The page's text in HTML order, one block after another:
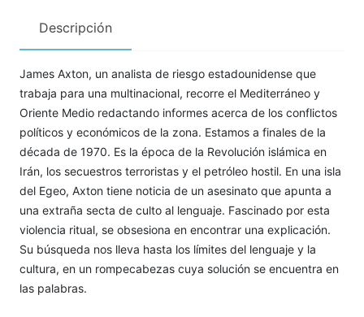
Descripción
James Axton, un analista de riesgo estadounidense que
trabaja para una multinacional, recorre el Mediterráneo y
Oriente Medio redactando informes acerca de los conflictos
políticos y económicos de la zona. Estamos a finales de la
década de 1970. Es la época de la Revolución islámica en
Irán, los secuestros terroristas y el petróleo hostil. En una isla
del Egeo, Axton tiene noticia de un asesinato que apunta a
una extraña secta de culto al lenguaje. Fascinado por esta
violencia ritual, se obsesiona en encontrar una explicación.
Su búsqueda nos lleva hasta los límites del lenguaje y la
cultura, en un rompecabezas cuya solución se encuentra en
las palabras.